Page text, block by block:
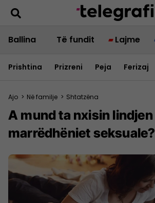
Ballina Të fundit Lajme
Prishtina Prizreni Peja Ferizaj
Ajo > Në familje > Shtatzëna
A mund ta nxisin lindjen
marrëdhëniet seksuale?